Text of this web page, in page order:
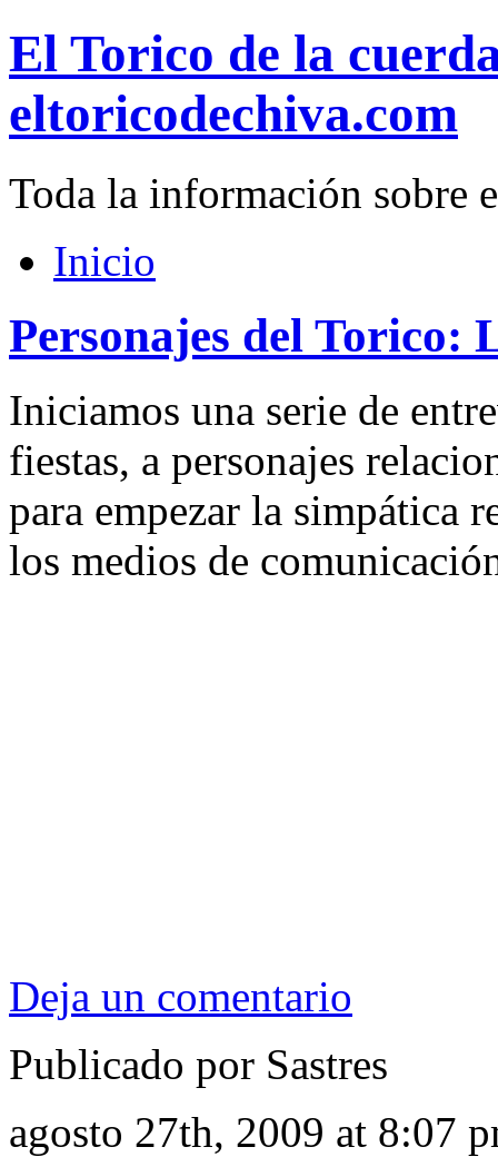
El Torico de la
eltoricodechiva.com
Toda la información sobre
Inicio
Personajes del Torico:
Iniciamos una serie de
fiestas, a personajes
para empezar la simpática
los medios de
Deja un comentario
Publicado por Sastres
agosto 27th, 2009 at 8:07